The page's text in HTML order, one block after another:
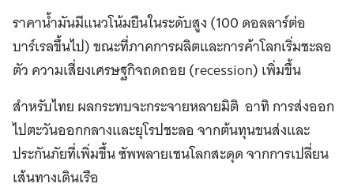
ราคาน้ำมันมีแนวโน้มยืนในระดับสูง (100 ดอลลาร์ต่อ
บาร์เรลขึ้นไป) ขณะที่ภาคการผลิตและการค้าโลกเริ่มชะลอ
ตัว ความเสี่ยงเศรษฐกิจถดถอย (recession) เพิ่มขึ้น
สำหรับไทย ผลกระทบจะกระจายหลายมิติ อาทิ การส่งออก
ไปตะวันออกกลางและยุโรปชะลอ จากต้นทุนขนส่งและ
ประกันภัยที่เพิ่มขึ้น ซัพพลายเชนโลกสะดุด จากการเปลี่ยน
เส้นทางเดินเรือ